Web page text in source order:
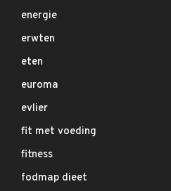
energie
erwten
eten
euroma
evlier
fit met voeding
fitness
fodmap dieet